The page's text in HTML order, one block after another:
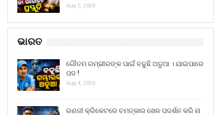
Aug 5, 2026
ଭାରତ
ଗୌତମ ଗମ୍ଭୀରଙ୍କ ପାଇଁ ବଢୁଛି ଅଡୁଆ । ଯାଇପାରେ
ପଦ !
Aug 4, 2026
ରଣଜୀ କ୍ରିକେଟରେ ଚମତ୍କାର ଖେଳ ପଦର୍ଶନ କରି ନା